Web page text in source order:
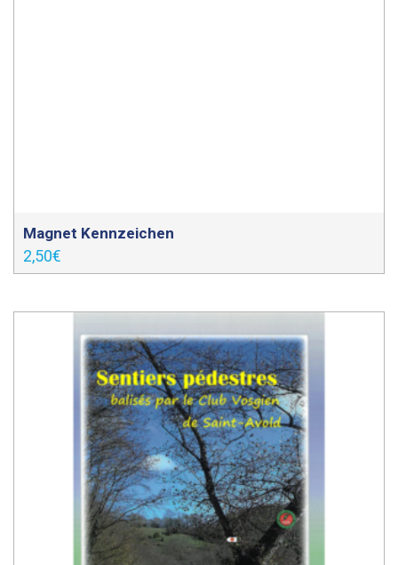
Magnet Kennzeichen
2,50€